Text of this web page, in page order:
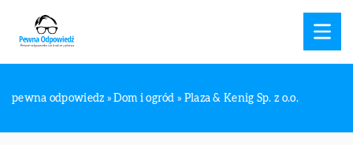
pewna odpowiedz »Dom i ogród » Plaza & Kenig Sp. z o.o.